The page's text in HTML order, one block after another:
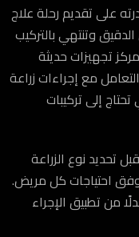
على تقديم رحلة علاج
وتنتهي بالتركيب
تجهيزات حديثة
مع إجراءات زراعة
إلى تركيبات
تحديد نوع الزراعة
وفق احتياجات كل مريض.
من تطبيق الإجراء